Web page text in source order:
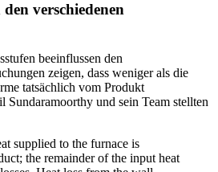
verschiedenen
beeinflussen den
zeigen, dass weniger als die
tatsächlich vom Produkt
Sundaramoorthy und sein Team stellten
supplied to the furnace is
the remainder of the input heat